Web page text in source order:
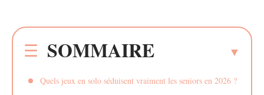
SOMMAIRE
Quels jeux en solo séduisent vraiment les seniors en 2026 ?